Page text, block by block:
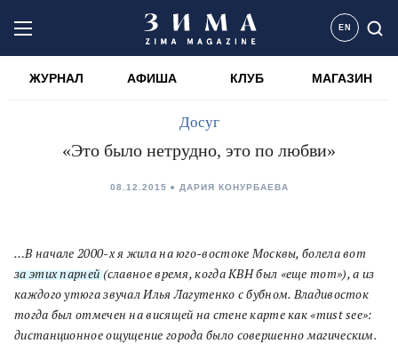
EN
ЖУРНАЛ АФИША КЛУБ МАГАЗИН
Досуг
«Это было нетрудно, это по любви»
08.12.2015 ДАРИЯ КОНУРБАЕВА
…В начале 2000-х я жила на юго-востоке Москвы, болела вот
за этих парней(славное время, когда КВН был «еще тот»), а из
каждого утюга звучал Илья Лагутенко с бубном. Владивосток
тогда был отмечен на висящей на стене карте как «must see»:
дистанционное ощущение города было совершенно магическим.